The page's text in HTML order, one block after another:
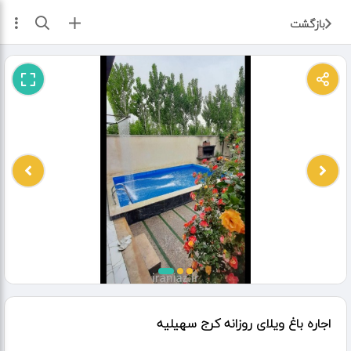
بازگشت ثبت آگهی
اجاره باغ ویلای روزانه کرج سهیلیه